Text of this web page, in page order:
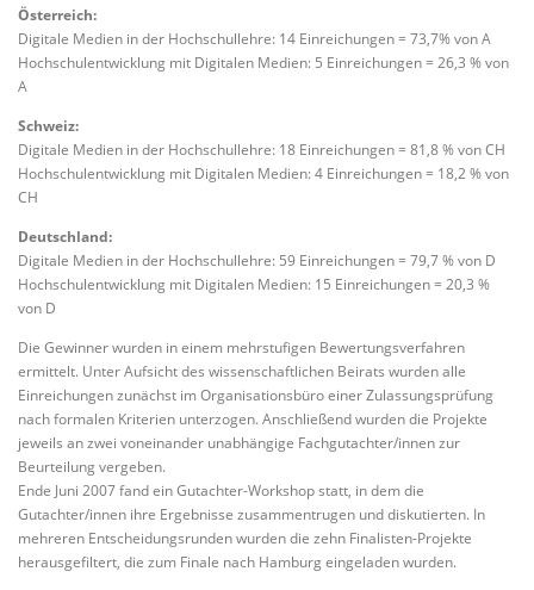
Österreich:
Digitale Medien in der Hochschullehre: 14 Einreichungen = 73,7% von A
Hochschulentwicklung mit Digitalen Medien: 5 Einreichungen = 26,3 % von
A
Schweiz:
Digitale Medien in der Hochschullehre: 18 Einreichungen = 81,8 % von CH
Hochschulentwicklung mit Digitalen Medien: 4 Einreichungen = 18,2 % von
CH
Deutschland:
Digitale Medien in der Hochschullehre: 59 Einreichungen = 79,7 % von D
Hochschulentwicklung mit Digitalen Medien: 15 Einreichungen = 20,3 %
von D
Die Gewinner wurden in einem mehrstufigen Bewertungsverfahren
ermittelt. Unter Aufsicht des wissenschaftlichen Beirats wurden alle
Einreichungen zunächst im Organisationsbüro einer Zulassungsprüfung
nach formalen Kriterien unterzogen. Anschließend wurden die Projekte
jeweils an zwei voneinander unabhängige Fachgutachter/innen zur
Beurteilung vergeben.
Ende Juni 2007 fand ein Gutachter-Workshop statt, in dem die
Gutachter/innen ihre Ergebnisse zusammentrugen und diskutierten. In
mehreren Entscheidungsrunden wurden die zehn Finalisten-Projekte
herausgefiltert, die zum Finale nach Hamburg eingeladen wurden.